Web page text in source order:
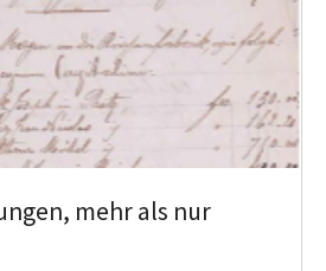
mehr als nur